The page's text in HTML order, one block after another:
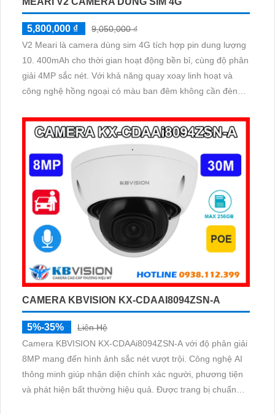
5,800,000 ₫
9,050,000 ₫
V2 Meari là camera dùng sim 4G tích hợp pin dung lượng
10. 400mAh cho thời gian hoạt động bền bỉ, cùng độ phân
giải 4MP sắc nét. Với khả năng quay xoay linh hoạt và
công nghệ hồng ngoại có màu ban đêm không cần đèn
đêm
CAMERA KBVISION KX-CDAAI8094ZSN-A
5%-35%
Liên Hệ
Camera KBVISION KX-CDAAi8094ZSN-A với độ phân giải
8MP mang đến hình ảnh sắc nét vượt trội. Công nghệ AI
thông minh giúp nhận diện chính xác người, phương tiện
và phát hiện bất thường hiệu quả. Được trang bị chuẩn